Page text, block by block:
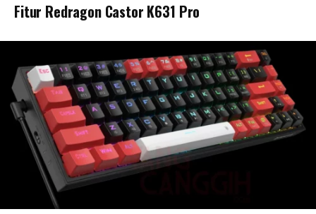
Fitur Redragon Castor K631 Pro